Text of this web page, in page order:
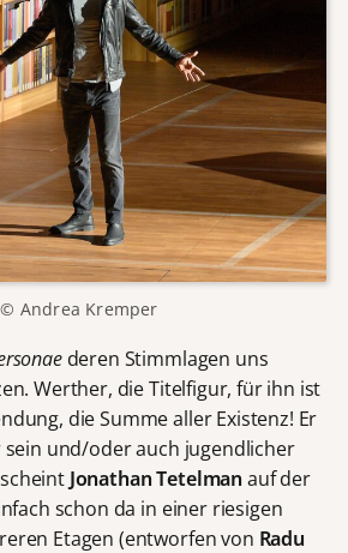
© Andrea Kremper
deren Stimmlagen uns
Werther, die Titelfigur, für ihn ist
die Summe aller Existenz! Er
und/oder auch jugendlicher
Jonathan Tetelmanauf der
schon da in einer riesigen
Etagen (entworfen von Radu